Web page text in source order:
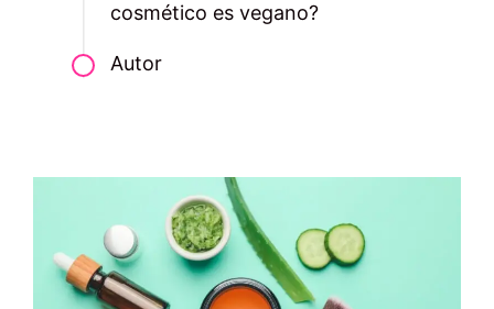
cosmético es vegano?
Autor